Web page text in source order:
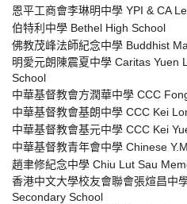
恩平工商會李琳明中學 YPI & CA
伯特利中學 Bethel High School
佛教茂峰法師紀念中學 Buddhist
明愛元朗陳震夏中學 Caritas
School
中華基督教會方潤華中學 CCC
中華基督教會基朗中學 CCC Kei
中華基督教會基元中學 CCC Kei
中華基督教青年會中學 Chinese
趙聿修紀念中學 Chiu Lut Sau
香港中文大學校友會聯會張煊昌中
Secondary School